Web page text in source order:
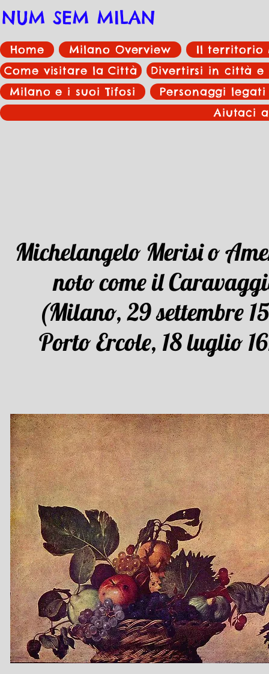
NUM SEM MILAN
Home Milano Overview
Il territorio
Come visitare la Città
Divertirsi in città
Milano e i suoi Tifosi
Personaggi
Aiutaci
Michelangelo Merisi o
noto come il
(Milano,29 settembre
Porto Ercole, 18 luglio